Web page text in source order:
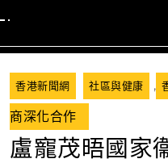
香港新聞網 社區與健康 ,
商深化合作
盧寵茂晤國家